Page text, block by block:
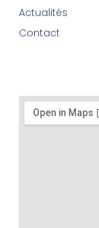
Actualités
Contact